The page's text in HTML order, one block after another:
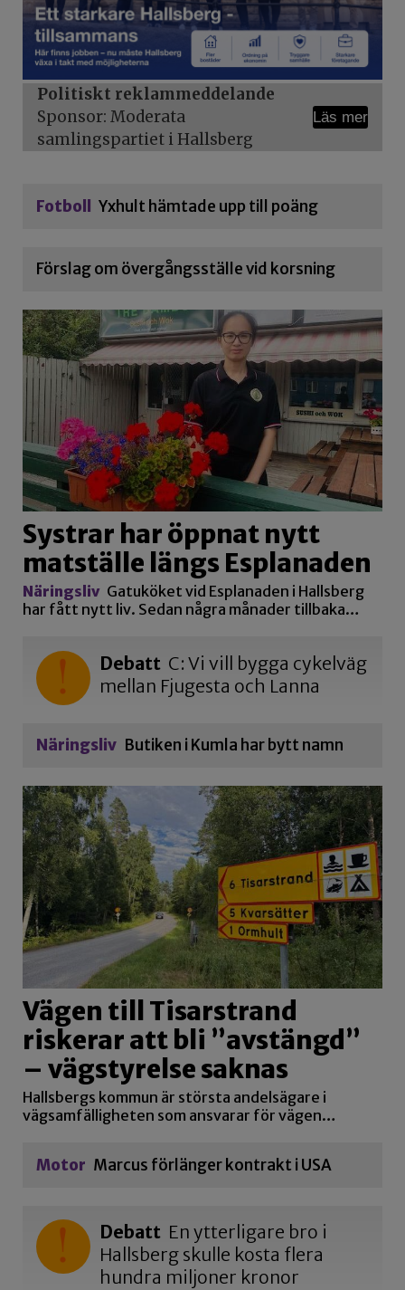
Politiskt reklammeddelande
Sponsor: Moderata
samlingspartiet i Hallsberg
Läs mer
Fotboll Yxhult hämtade upp till poäng
Förslag om övergångsställe vid korsning
Systrar har öppnat nytt
matställe längs Esplanaden
Näringsliv Gatuköket vid Esplanaden i Hallsberg
har fått nytt liv. Sedan några månader tillbaka…
Debatt C: Vi vill bygga cykelväg
mellan Fjugesta och Lanna
Näringsliv Butiken i Kumla har bytt namn
Vägen till Tisarstrand
riskerar att bli ”avstängd”
– vägstyrelse saknas
Hallsbergs kommun är största andelsägare i
vägsamfälligheten som ansvarar för vägen…
Motor Marcus förlänger kontrakt i USA
Debatt En ytterligare bro i
Hallsberg skulle kosta flera
hundra miljoner kronor